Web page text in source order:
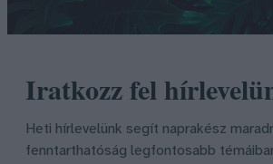
Iratkozz fel
Heti hírlevelünk segít naprakész
fenntarthatóság legfontosabb